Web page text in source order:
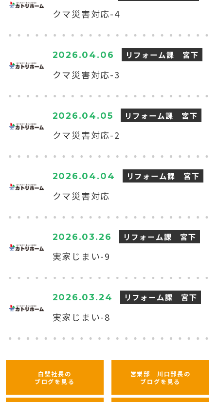
クマ災害対応-4
2026.04.06 リフォーム課 宮下
クマ災害対応-3
2026.04.05 リフォーム課 宮下
クマ災害対応-2
2026.04.04 リフォーム課 宮下
クマ災害対応
2026.03.26 リフォーム課 宮下
実家じまい-9
2026.03.24 リフォーム課 宮下
実家じまい-8
白壁社長の
ブログを見る
営業部 川口部長の
ブログを見る